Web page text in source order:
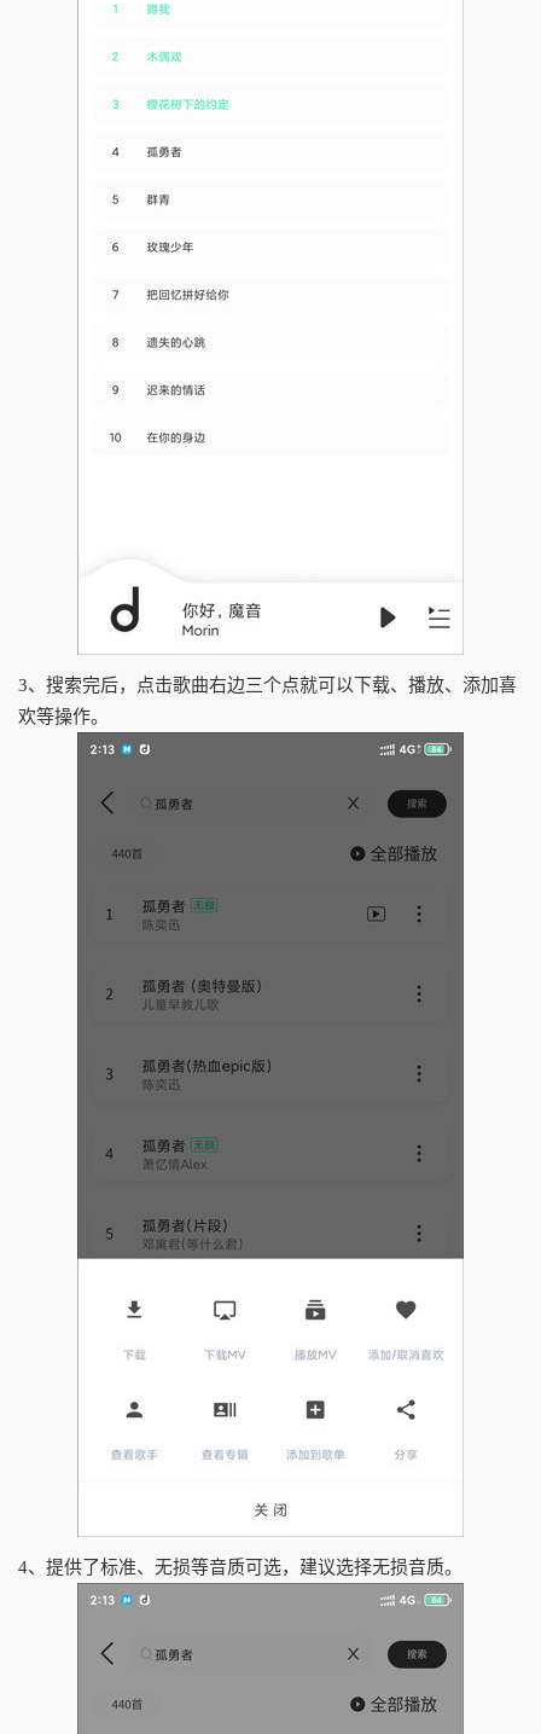
3、搜索完后，点击歌曲右边三个点就可以下载、播放、添加喜
欢等操作。
4、提供了标准、无损等音质可选，建议选择无损音质。